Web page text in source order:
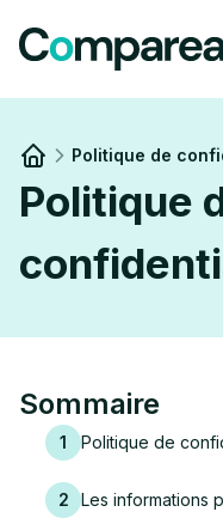
Politique de
Politique
Sommaire
1 Politique de
2 Les informations